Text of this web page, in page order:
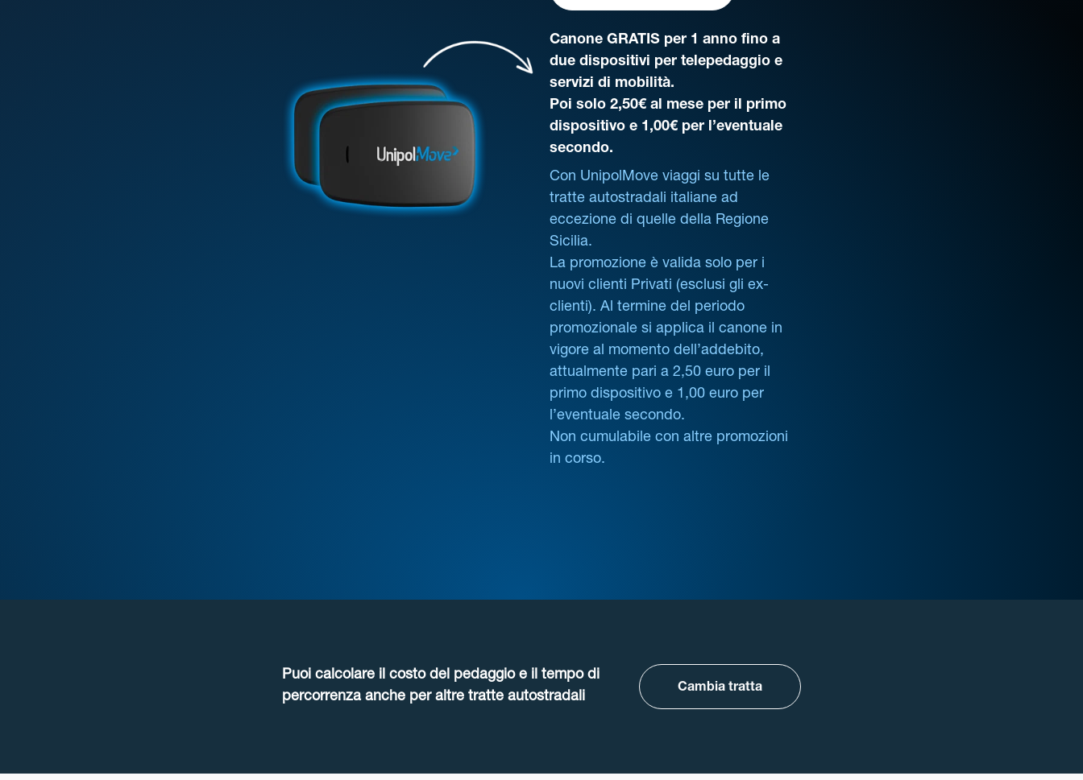
Canone GRATIS per 1 anno fino a
due dispositivi per telepedaggio e
servizi di mobilità.
Poi solo 2,50€ al mese per il primo
dispositivo e 1,00€ per l’eventuale
secondo.
Con UnipolMove viaggi su tutte le
tratte autostradali italiane ad
eccezione di quelle della Regione
Sicilia.
La promozione è valida solo per i
nuovi clienti Privati (esclusi gli ex-
clienti). Al termine del periodo
promozionale si applica il canone in
vigore al momento dell’addebito,
attualmente pari a 2,50 euro per il
primo dispositivo e 1,00 euro per
l’eventuale secondo.
Non cumulabile con altre promozioni
in corso.
Puoi calcolare il costo del pedaggio e il tempo di
percorrenza anche per altre tratte autostradali
Cambia tratta